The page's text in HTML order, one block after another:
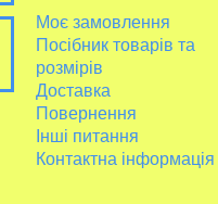
Моє замовлення
Посібник товарів та
розмірів
Доставка
Повернення
Інші питання
Контактна інформація